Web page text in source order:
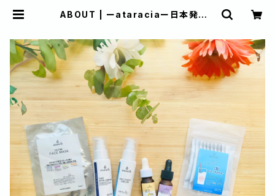
ABOUT | ーataraciaー日本発のC